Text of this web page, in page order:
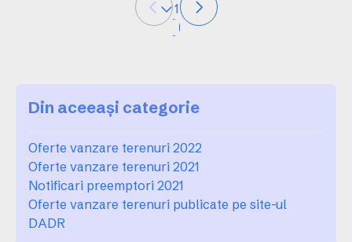
1
Din aceeași categorie
Oferte vanzare terenuri 2022
Oferte vanzare terenuri 2021
Notificari preemptori 2021
Oferte vanzare terenuri publicate pe site-ul
DADR